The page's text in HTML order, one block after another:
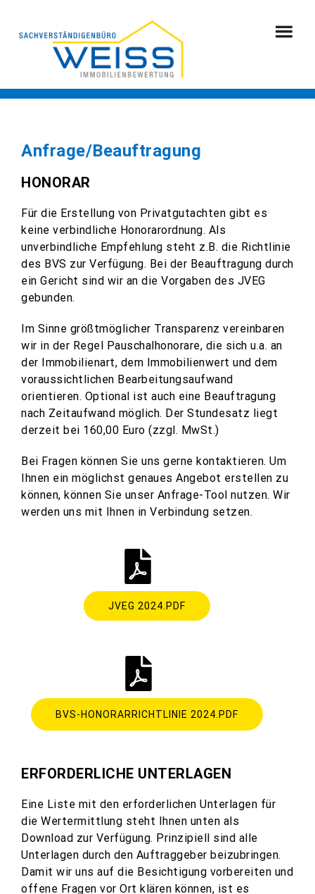
Anfrage/Beauftragung
HONORAR
Für die Erstellung von Privatgutachten gibt es
keine verbindliche Honorarordnung. Als
unverbindliche Empfehlung steht z.B. die Richtlinie
des BVS zur Verfügung. Bei der Beauftragung durch
ein Gericht sind wir an die Vorgaben des JVEG
gebunden.
Im Sinne größtmöglicher Transparenz vereinbaren
wir in der Regel Pauschalhonorare, die sich u.a. an
der Immobilienart, dem Immobilienwert und dem
voraussichtlichen Bearbeitungsaufwand
orientieren. Optional ist auch eine Beauftragung
nach Zeitaufwand möglich. Der Stundesatz liegt
derzeit bei 160,00 Euro (zzgl. MwSt.)
Bei Fragen können Sie uns gerne kontaktieren. Um
Ihnen ein möglichst genaues Angebot erstellen zu
können, können Sie unser Anfrage-Tool nutzen. Wir
werden uns mit Ihnen in Verbindung setzen.
JVEG 2024.PDF
BVS-HONORARRICHTLINIE 2024.PDF
ERFORDERLICHE UNTERLAGEN
Eine Liste mit den erforderlichen Unterlagen für
die Wertermittlung steht Ihnen unten als
Download zur Verfügung. Prinzipiell sind alle
Unterlagen durch den Auftraggeber beizubringen.
Damit wir uns auf die Besichtigung vorbereiten und
offene Fragen vor Ort klären können, ist es